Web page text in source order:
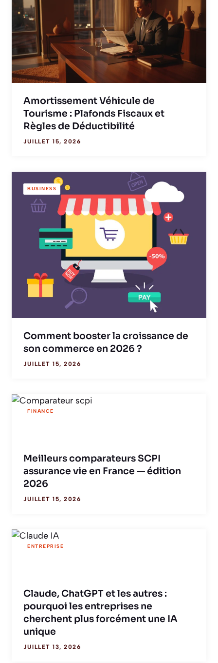
Amortissement Véhicule de
Tourisme : Plafonds Fiscaux et
Règles de Déductibilité
JUILLET 15, 2026
BUSINESS
Comment booster la croissance de
son commerce en 2026 ?
JUILLET 15, 2026
FINANCE
Meilleurs comparateurs SCPI
assurance vie en France — édition
2026
JUILLET 15, 2026
ENTREPRISE
Claude, ChatGPT et les autres :
pourquoi les entreprises ne
cherchent plus forcément une IA
unique
JUILLET 13, 2026